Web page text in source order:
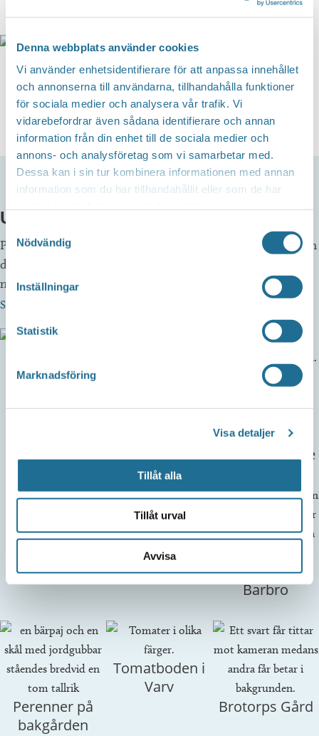
Denna webbplats använder cookies
Vi använder enhetsidentifierare för att anpassa innehållet
och annonserna till användarna, tillhandahålla funktioner
för sociala medier och analysera vår trafik. Vi
vidarebefordrar även sådana identifierare och annan
information från din enhet till de sociala medier och
annons- och analysföretag som vi samarbetar med.
Dessa kan i sin tur kombinera informationen med annan
information som du har tillhandahållit eller som de har
Samtyckesval
Nödvändig
Inställningar
Statistik
Marknadsföring
Visa detaljer
Tillåt alla
Tillåt urval
Avvisa
Övralid
Upptäck landsbygden
På landsbygden i Motala kommun, finns flera mysiga ställen
där du kan fika, botanisera bland vackra ting, blommor och
närodlat.
Se fler pärlor på landsbygden
Skedevi gård
Näs gårdsbutik
Blomsterglädje
Drejat av
Barbro
Perenner på
bakgården
Tomatboden i
Varv
Brotorps Gård